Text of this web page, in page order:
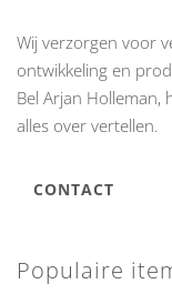
Wij verzorgen voor
ontwikkeling en
Bel Arjan Holleman,
alles over vertellen.
CONTACT
Populaire